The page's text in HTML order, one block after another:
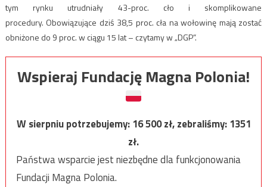
tym rynku utrudniały 43-proc. cło i skomplikowane
procedury. Obowiązujące dziś 38,5 proc. cła na wołowinę mają zostać
obniżone do 9 proc. w ciągu 15 lat – czytamy w „DGP”.
Wspieraj Fundację Magna Polonia!
W sierpniu potrzebujemy:16 500zł, zebraliśmy:1351
zł.
Państwa wsparcie jest niezbędne dla funkcjonowania
Fundacji Magna Polonia.